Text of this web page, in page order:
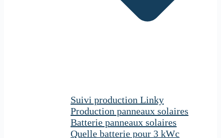
Suivi production Linky
Production panneaux solaires
Batterie panneaux solaires
Quelle batterie pour 3 kWc